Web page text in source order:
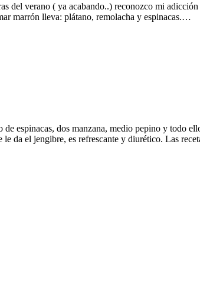
del verano ( ya acabando..) reconozco mi
marrón lleva: plátano, remolacha y espinacas.…
espinacas, dos manzana, medio pepino y todo
da el jengibre, es refrescante y diurético. Las